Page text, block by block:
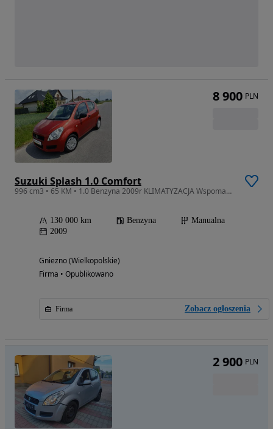
Suzuki Splash 1.0 Comfort
996 cm3 • 65 KM • 1.0 Benzyna 2009r KLIMATYZACJA Wspomaganie Niemcy Opłaty Zamiana
130 000 km Benzyna
Manualna
2009
Gniezno (Wielkopolskie)
Firma • Opublikowano
Firma Zobacz ogłoszenia
8 900 PLN
2 900 PLN